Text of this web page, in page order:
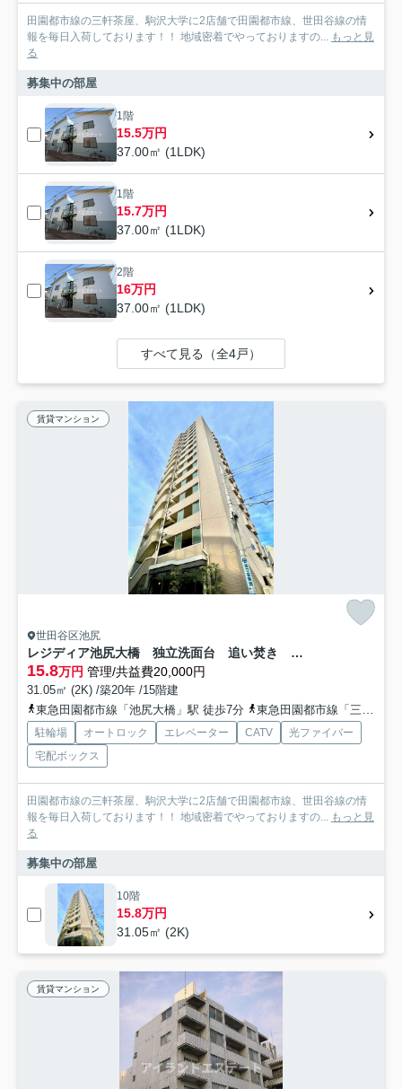
田園都市線の三軒茶屋、駒沢大学に2店舗で田園都市線、世田谷線の情
報を毎日入荷しております！！ 地域密着でやっておりますの... もっと見
る
募集中の部屋
1階
15.5万円
37.00㎡ (1LDK)
1階
15.7万円
37.00㎡ (1LDK)
2階
16万円
37.00㎡ (1LDK)
すべて見る（全4戸）
賃貸マンション
世田谷区池尻
レジディア池尻大橋 独立洗面台 追い焚き オートロック
15.8万円 管理/共益費20,000円
31.05㎡ (2K) /築20年 /15階建
東急田園都市線「池尻大橋」駅 徒歩7分
東急田園都市線「三軒茶屋」駅 徒歩11分
駐輪場 オートロック エレベーター CATV
光ファイバー
宅配ボックス
田園都市線の三軒茶屋、駒沢大学に2店舗で田園都市線、世田谷線の情
報を毎日入荷しております！！ 地域密着でやっておりますの... もっと見
る
募集中の部屋
10階
15.8万円
31.05㎡ (2K)
賃貸マンション